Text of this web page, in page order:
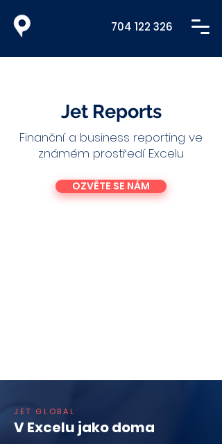
704 122 326
Jet Reports
Finanční a business reporting ve
známém prostředí Excelu
OZVĚTE SE NÁM
JET GLOBAL
V Excelu jako doma